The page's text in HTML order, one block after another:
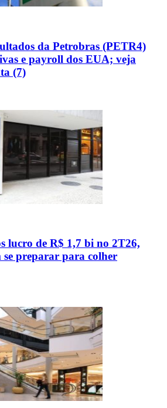
da Petrobras (PETR4)
e payroll dos EUA; veja
(7)
lucro de R$ 1,7 bi no 2T26,
se preparar para colher